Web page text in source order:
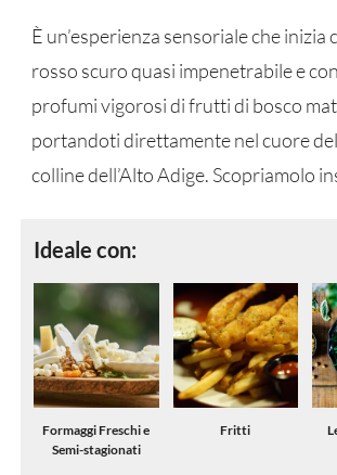
È un’esperienza sensoriale che inizia
rosso scuro quasi impenetrabile e
profumi vigorosi di frutti di bosco
portandoti direttamente nel cuore
colline dell’Alto Adige. Scopriamolo
Ideale con:
Formaggi Freschi e
Semi-stagionati
Fritti